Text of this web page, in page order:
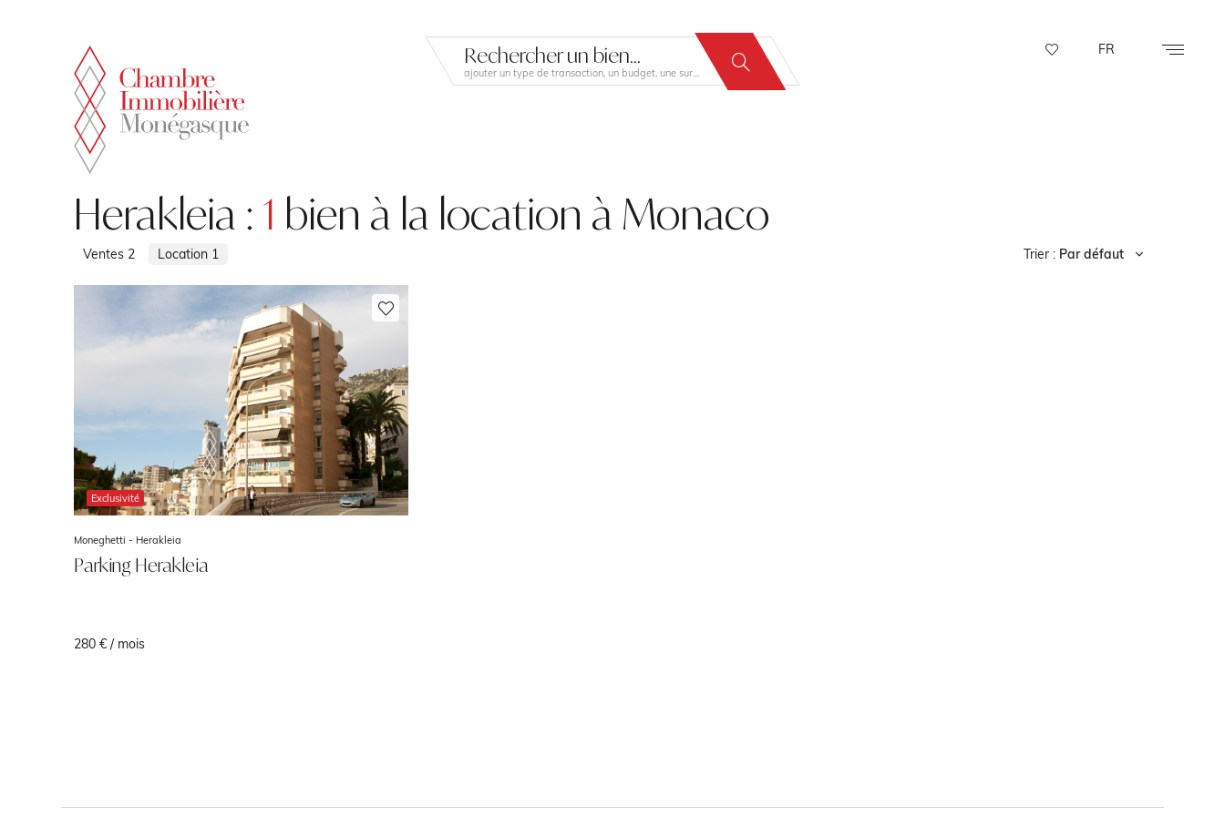
FR
Rechercher un bien...
Herakleia : 1 bien à la location à Monaco
Ventes 2 Location 1 Trier : Par défaut
Exclusivité
Moneghetti - Herakleia
Parking Herakleia
280 € / mois